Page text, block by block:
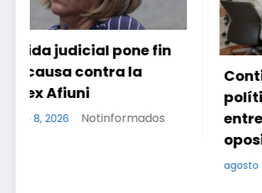
Continúa diálogo
político en Venezuela
entre el gobierno y la